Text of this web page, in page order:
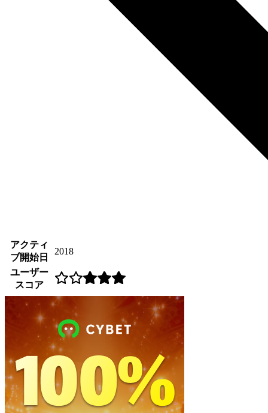
アクティ
ブ開始日
2018
ユーザー
スコア